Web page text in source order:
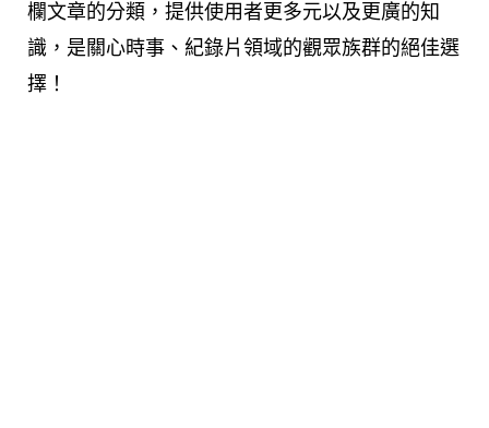
欄文章的分類，提供使用者更多元以及更廣的知
識，是關心時事、紀錄片領域的觀眾族群的絕佳選
擇！